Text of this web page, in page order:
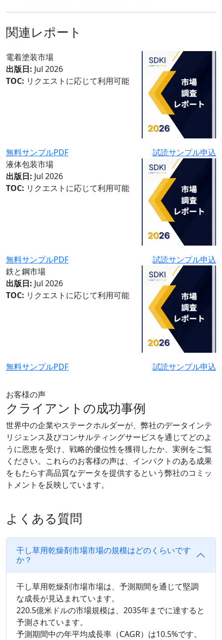
関連レポート
電着塗装市場
出版日: Jul 2026
TOC: リクエストに応じて利用可能
無料サンプルPDF
試読サンプル申込
液体包装市場
出版日: Jul 2026
TOC: リクエストに応じて利用可能
無料サンプルPDF
試読サンプル申込
鉄と鋼市場
出版日: Jul 2026
TOC: リクエストに応じて利用可能
無料サンプルPDF 試読サンプル申込
お客様の声
クライアントの成功事例
世界中の企業やステークホルダーが、弊社のデータインテ
リジェンス及びコンサルティングサービスを通じてどのよ
うに恩恵を受け、戦略的優位性を獲得したか、実例をご覧
ください。これらのお客様の声は、インパクトのある成果
をもたらす高品質なデータを提供するという弊社のコミッ
トメントを反映しています。
よくある質問
干し草用乾燥剤市場市場の規模はどのくらいです
か？
干し草用乾燥剤市場市場は、予測期間を通じて堅調
な成長が見込まれています。
220.5億米ドルの市場規模は、2035年までに達すると
予測されています。
予測期間中の年平均成長率（CAGR）は10.5%です。